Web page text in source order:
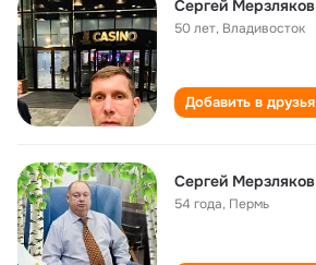
Сергей Мерзляков
50 лет, Владивосток
Добавить в друзья
Сергей Мерзляков
54 года, Пермь